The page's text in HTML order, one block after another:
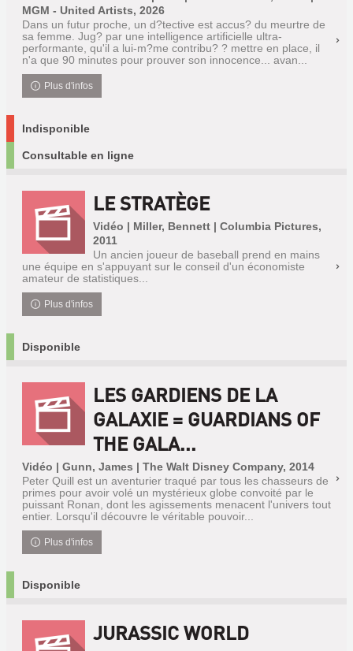
MGM - United Artists, 2026
Dans un futur proche, un d?tective est accus? du meurtre de
sa femme. Jug? par une intelligence artificielle ultra-
performante, qu'il a lui-m?me contribu? ? mettre en place, il
n'a que 90 minutes pour prouver son innocence... avan...
Plus d'infos
Indisponible
Consultable en ligne
LE STRATÈGE
Vidéo | Miller, Bennett | Columbia Pictures,
2011
Un ancien joueur de baseball prend en mains
une équipe en s'appuyant sur le conseil d'un économiste
amateur de statistiques...
Plus d'infos
Disponible
LES GARDIENS DE LA
GALAXIE = GUARDIANS OF
THE GALA...
Vidéo | Gunn, James | The Walt Disney Company, 2014
Peter Quill est un aventurier traqué par tous les chasseurs de
primes pour avoir volé un mystérieux globe convoité par le
puissant Ronan, dont les agissements menacent l'univers tout
entier. Lorsqu'il découvre le véritable pouvoir...
Plus d'infos
Disponible
JURASSIC WORLD